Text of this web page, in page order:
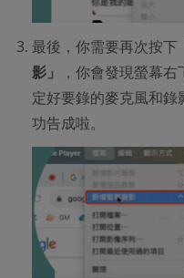
最後，你需要再次按下
影」
，你會發現螢幕
定好要錄的麥克風和錄
功告成啦。